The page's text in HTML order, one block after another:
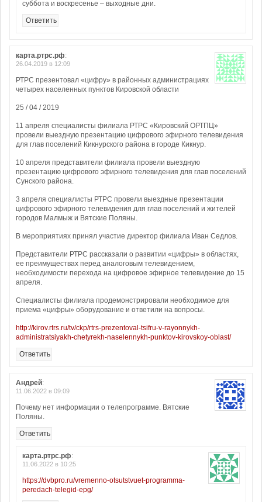
суббота и воскресенье – выходные дни.
Ответить
карта.ртрс.рф:
26.04.2019 в 12:09
РТРС презентовал «цифру» в районных администрациях
четырех населенных пунктов Кировской области
25 / 04 / 2019
11 апреля специалисты филиала РТРС «Кировский ОРТПЦ»
провели выездную презентацию цифрового эфирного телевидения
для глав поселений Кикнурского района в городе Кикнур.
10 апреля представители филиала провели выездную
презентацию цифрового эфирного телевидения для глав поселений
Сунского района.
3 апреля специалисты РТРС провели выездные презентации
цифрового эфирного телевидения для глав поселений и жителей
городов Малмыж и Вятские Поляны.
В мероприятиях принял участие директор филиала Иван Седлов.
Представители РТРС рассказали о развитии «цифры» в областях,
ее преимуществах перед аналоговым телевидением,
необходимости перехода на цифровое эфирное телевидение до 15
апреля.
Специалисты филиала продемонстрировали необходимое для
приема «цифры» оборудование и ответили на вопросы.
http://kirov.rtrs.ru/tv/ckp/rtrs-prezentoval-tsifru-v-rayonnykh-
administratsiyakh-chetyrekh-naselennykh-punktov-kirovskoy-oblast/
Ответить
Андрей:
11.06.2022 в 09:09
Почему нет информации о телепрограмме. Вятские
Поляны.
Ответить
карта.ртрс.рф:
11.06.2022 в 10:25
https://dvbpro.ru/vremenno-otsutstvuet-programma-
peredach-telegid-epg/